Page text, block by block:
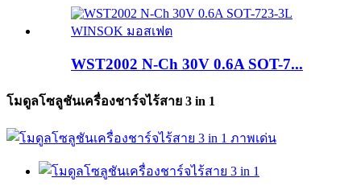
WST2002 N-Ch 30V 0.6A SOT-7...
โมดูลโซลูชันเครื่องชาร์จไร้สาย 3 in 1